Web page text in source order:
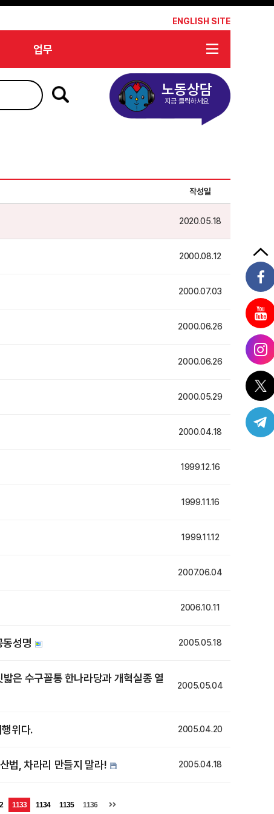
ENGLISH SITE
업무
노동상담
지금 클릭하세요
작성일
2020.05.18
2000.08.12
2000.07.03
2000.06.26
2000.06.26
2000.05.29
2000.04.18
1999.12.16
1999.11.16
1999.11.12
2007.06.04
2006.10.11
성명 2005.05.18
은 수구꼴통 한나라당과 개혁실종 열
2005.05.04
위다. 2005.04.20
법, 차라리 만들지 말라! 2005.04.18
1133 1134 1135 1136